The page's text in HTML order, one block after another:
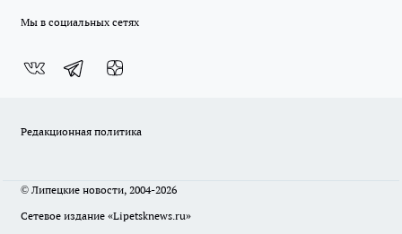
Мы в социальных сетях
Редакционная политика
© Липецкие новости, 2004-2026
Сетевое издание «Lipetsknews.ru»